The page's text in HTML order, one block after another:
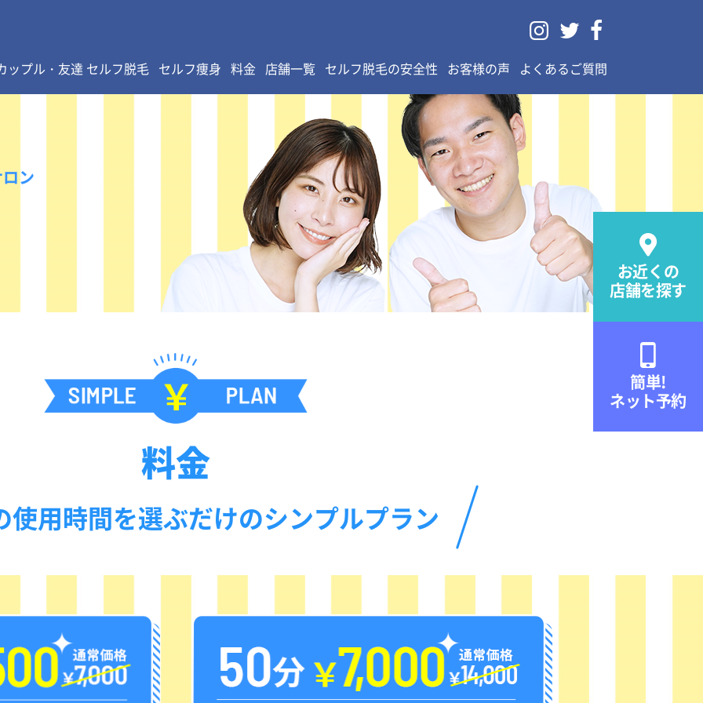
  
ップル・友達 セルフ脱毛 セルフ痩身 料金 店舗一覧 セルフ脱毛の安全性 お客様の声 よくあるご質問

お近くの
店舗を探す
簡単!
ネット予約
ン
料金
使用時間を選ぶだけのシンプルプラン